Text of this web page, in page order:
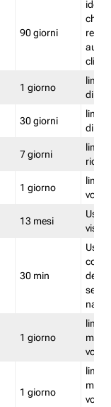
90 giorni
che
rete
clienti
1 giorno
limita
di
30 giorni
limita
di
7 giorni
limita
1 giorno
limita
13 mesi
30 min
1 giorno
1 giorno